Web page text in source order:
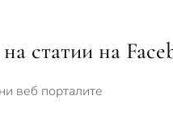
статии на
веб порталите